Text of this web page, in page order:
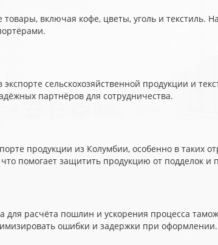
включая кофе, цветы, уголь и
сельскохозяйственной продукции и
партнёров для сотрудничества.
продукции из Колумбии, особенно в таких
помогает защитить продукцию от подделок и
расчёта пошлин и ускорения процесса
ошибки и задержки при оформлении.